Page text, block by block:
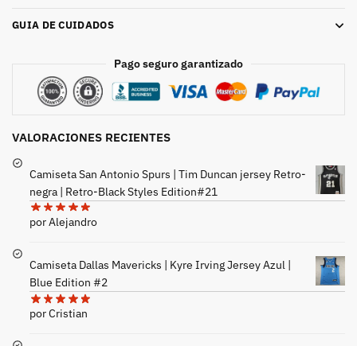
GUIA DE CUIDADOS
Pago seguro garantizado
VALORACIONES RECIENTES
Camiseta San Antonio Spurs | Tim Duncan jersey Retro-
negra | Retro-Black Styles Edition#21
por Alejandro
Camiseta Dallas Mavericks | Kyre Irving Jersey Azul |
Blue Edition #2
por Cristian